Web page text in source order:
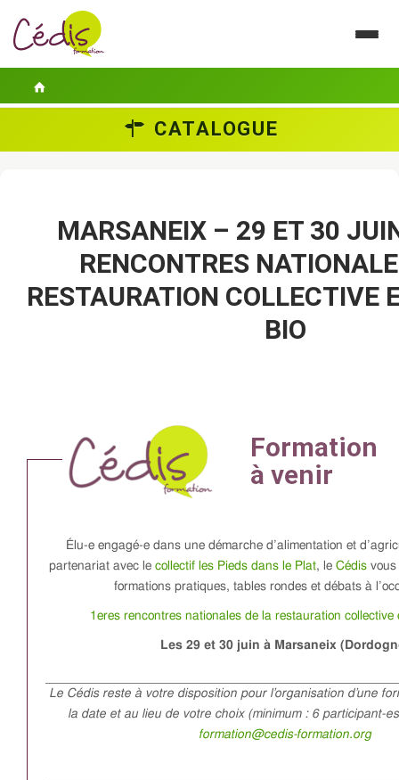
GUIDES PRATIQUES
CONTACT
CATALOGUE
MARSANEIX – 29 ET 30
RENCONTRES
RESTAURATION COLLECTIVE
BIO
Élu-e engagé-e dans une démarche d’alimentation et
partenariat avec le collectif les Pieds dans le Plat, le Cédis vous
formations pratiques, tables rondes et débats à
1eres rencontres nationales de la restauration collective
Les 29 et 30 juin à Marsaneix
Le Cédis reste à votre disposition pour l’organisation d’une
la date et au lieu de votre choix (minimum : 6 participant-
formation@cedis-formation.org